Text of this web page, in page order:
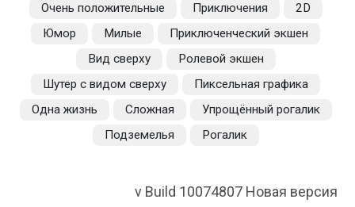
Очень положительные
Приключения
2D
Юмор
Милые
Приключенческий экшен
Вид сверху
Ролевой экшен
Шутер с видом сверху
Пиксельная графика
Одна жизнь
Сложная
Упрощённый рогалик
Подземелья
Рогалик
v Build 10074807 Новая версия